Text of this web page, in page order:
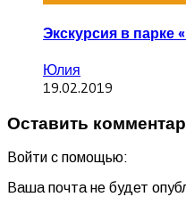
Экскурсия в парке
Юлия
19.02.2019
Оставить
Войти с помощью:
Ваша почта не будет